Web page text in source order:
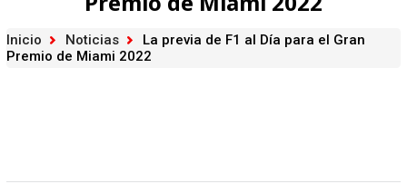
Inicio Noticias
La previa de F1 al Día para el Gran
Premio de Miami 2022